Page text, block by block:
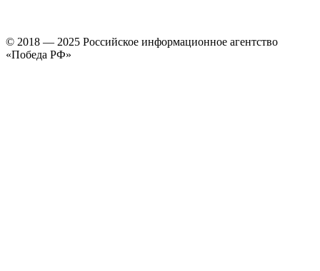
© 2018 — 2025 Российское информационное агентство
«Победа РФ»